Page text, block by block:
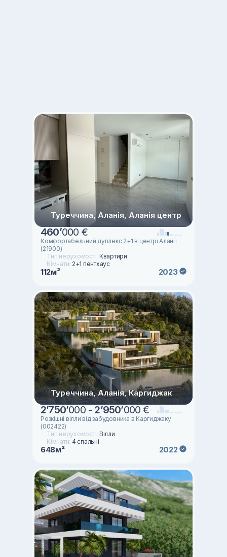
Туреччина, Аланія, Аланія центр
460’000 €
Комфортабельний дуплекс 2+1 в центрі Аланії
(21900)
Тип нерухомості: Квартири
Кімнати: 2+1 пентхаус
112м² 2023
Туреччина, Аланія, Каргиджак
2’750’000 - 2’950’000 €
Розкішні вілли від забудовника в Каргиджаку
(002422)
Тип нерухомості: Вілли
Кімнати: 4 спальні
648м² 2022